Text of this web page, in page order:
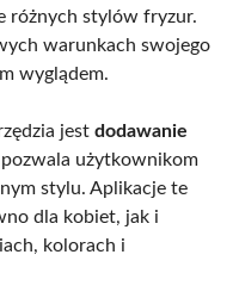
różnych stylów fryzur.
warunkach swojego
wyglądem.
jest dodawanie
pozwala użytkownikom
stylu. Aplikacje te
dla kobiet, jak i
kolorach i